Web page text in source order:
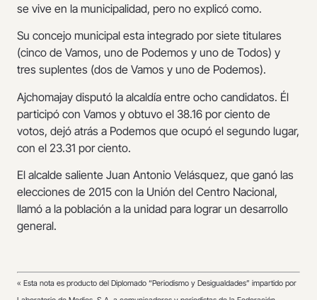
se vive en la municipalidad, pero no explicó como.
Su concejo municipal esta integrado por siete titulares
(cinco de Vamos, uno de Podemos y uno de Todos) y
tres suplentes (dos de Vamos y uno de Podemos).
Ajchomajay disputó la alcaldía entre ocho candidatos. Él
participó con Vamos y obtuvo el 38.16 por ciento de
votos, dejó atrás a Podemos que ocupó el segundo lugar,
con el 23.31 por ciento.
El alcalde saliente Juan Antonio Velásquez, que ganó las
elecciones de 2015 con la Unión del Centro Nacional,
llamó a la población a la unidad para lograr un desarrollo
general.
« Esta nota es producto del Diplomado “Periodismo y Desigualdades” impartido por